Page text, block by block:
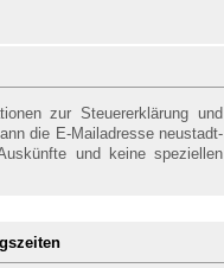
zur Steuererklärung und
die E-Mailadresse neustadt-
und keine speziellen